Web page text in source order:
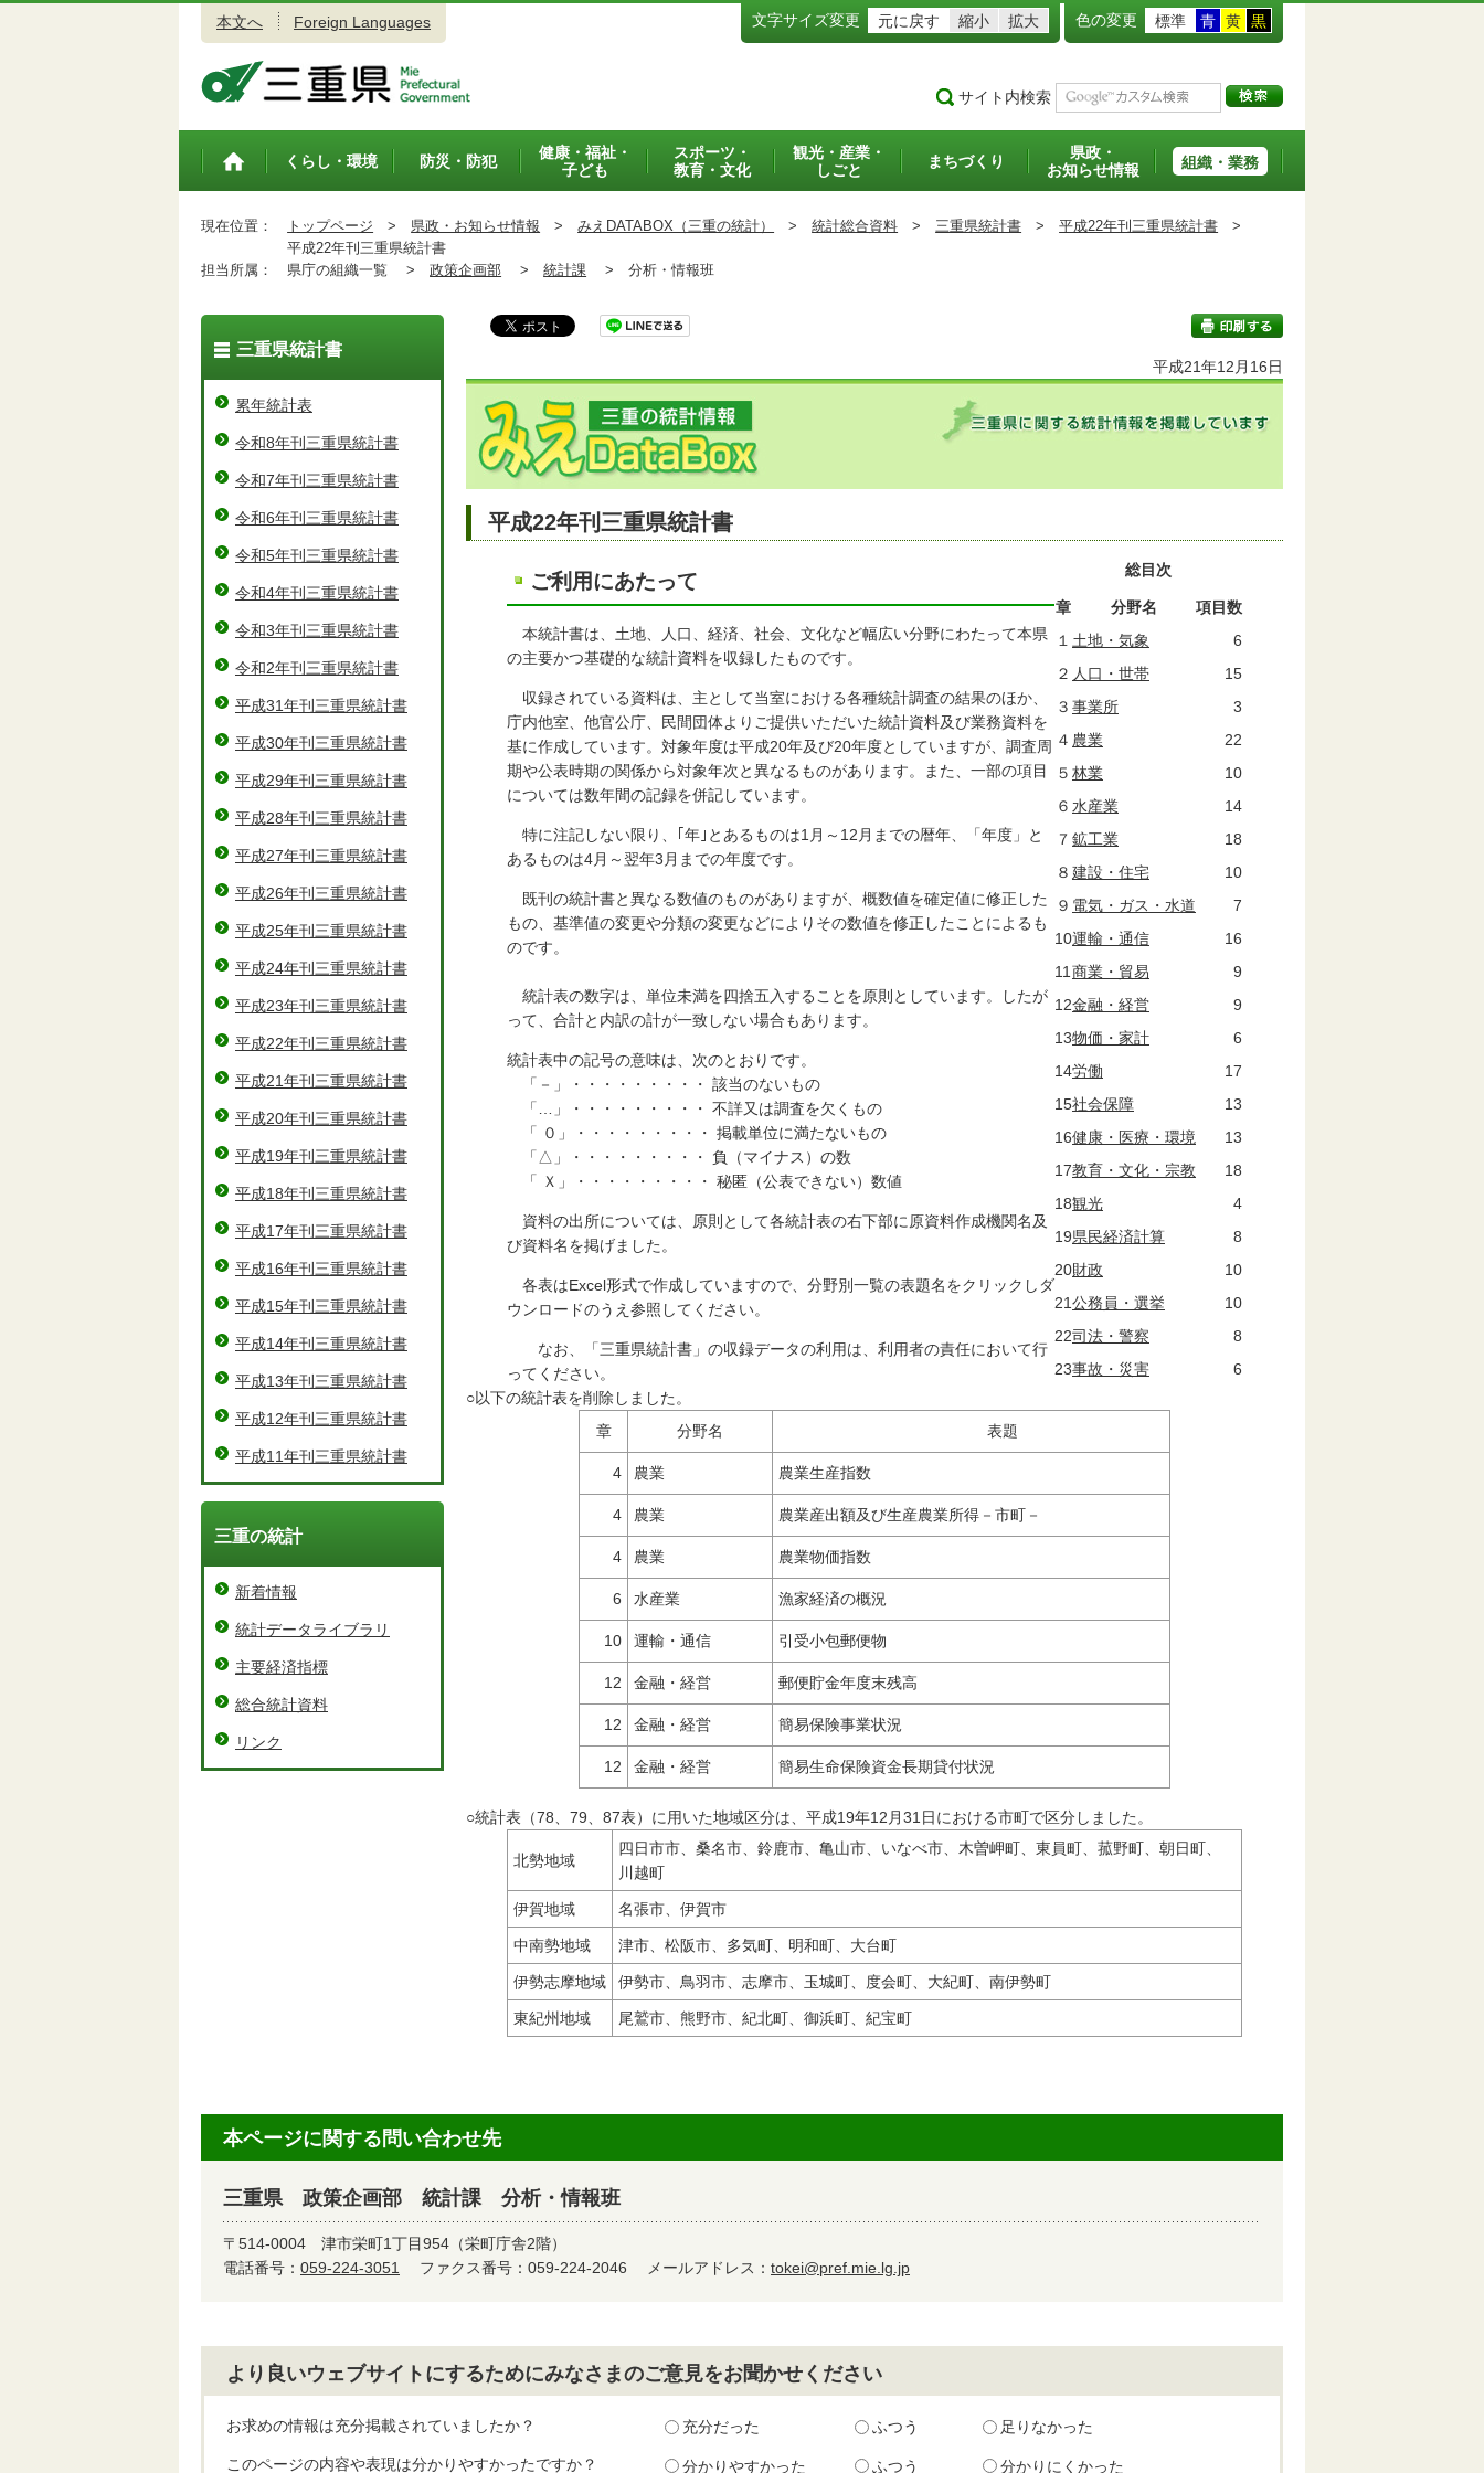
本文へ Foreign Languages 文字サイズ変更 元に戻す 縮小 拡大 色の変更 標準 青 黄 黒
サイト内検索
トップペ
くらし・環境 防災・防犯
健康・福祉・
子ども
スポーツ・
教育・文化
観光・産業・
しごと
まちづくり
県政・
お知らせ情報
組織・業務
現在位置： トップページ > 県政・お知らせ情報 > みえDATABOX（三重の統計） > 統計総合資料 > 三重県統計書 > 平成22年刊三重県統計書 >
平成22年刊三重県統計書
担当所属：
県庁の組織一覧 > 政策企画部 > 統計課 > 分析・情報班
印刷する
平成21年12月16日
平成22年刊三重県統計書
ご利用にあたって
本統計書は、土地、人口、経済、社会、文化など幅広い分野にわたって本県
の主要かつ基礎的な統計資料を収録したものです。
収録されている資料は、主として当室における各種統計調査の結果のほか、
庁内他室、他官公庁、民間団体よりご提供いただいた統計資料及び業務資料を
基に作成しています。対象年度は平成20年及び20年度としていますが、調査周
期や公表時期の関係から対象年次と異なるものがあります。また、一部の項目
については数年間の記録を併記しています。
特に注記しない限り、｢年｣とあるものは1月～12月までの暦年、「年度」と
あるものは4月～翌年3月までの年度です。
既刊の統計書と異なる数値のものがありますが、概数値を確定値に修正した
もの、基準値の変更や分類の変更などによりその数値を修正したことによるも
のです。
統計表の数字は、単位未満を四捨五入することを原則としています。したが
って、合計と内訳の計が一致しない場合もあります。
統計表中の記号の意味は、次のとおりです。
「－」・・・・・・・・・ 該当のないもの
「…」・・・・・・・・・ 不詳又は調査を欠くもの
「 ０」・・・・・・・・・ 掲載単位に満たないもの
「△」・・・・・・・・・ 負（マイナス）の数
「 Ｘ」・・・・・・・・・ 秘匿（公表できない）数値
資料の出所については、原則として各統計表の右下部に原資料作成機関名及
び資料名を掲げました。
各表はExcel形式で作成していますので、分野別一覧の表題名をクリックしダ
ウンロードのうえ参照してください。
なお、「三重県統計書」の収録データの利用は、利用者の責任において行
ってください。
総目次
章 分野名
項目数
１ 土地・気象
6
２ 人口・世帯
15
３ 事業所
3
４ 農業
22
５ 林業
10
６ 水産業
14
７ 鉱工業
18
８ 建設・住宅
10
９ 電気・ガス・水道
7
10運輸・通信
16
11 商業・貿易
9
12金融・経営
9
13物価・家計
6
14労働
17
15社会保障
13
16健康・医療・環境
13
17教育・文化・宗教
18
18観光
4
19県民経済計算
8
20財政
10
21公務員・選挙
10
22司法・警察
8
23事故・災害
6
○以下の統計表を削除しました。
章
分野名 表題
4 農業 農業生産指数
4 農業 農業産出額及び生産農業所得－市町－
4 農業 農業物価指数
6 水産業 漁家経済の概況
10 運輸・通信 引受小包郵便物
12 金融・経営 郵便貯金年度末残高
12 金融・経営 簡易保険事業状況
12 金融・経営 簡易生命保険資金長期貸付状況
○統計表（78、79、87表）に用いた地域区分は、平成19年12月31日における市町で区分しました。
北勢地域
四日市市、桑名市、鈴鹿市、亀山市、いなべ市、木曽岬町、東員町、菰野町、朝日町、
川越町
伊賀地域 名張市、伊賀市
中南勢地域 津市、松阪市、多気町、明和町、大台町
伊勢志摩地域 伊勢市、鳥羽市、志摩市、玉城町、度会町、大紀町、南伊勢町
東紀州地域 尾鷲市、熊野市、紀北町、御浜町、紀宝町
三重県統計書
累年統計表
令和8年刊三重県統計書
令和7年刊三重県統計書
令和6年刊三重県統計書
令和5年刊三重県統計書
令和4年刊三重県統計書
令和3年刊三重県統計書
令和2年刊三重県統計書
平成31年刊三重県統計書
平成30年刊三重県統計書
平成29年刊三重県統計書
平成28年刊三重県統計書
平成27年刊三重県統計書
平成26年刊三重県統計書
平成25年刊三重県統計書
平成24年刊三重県統計書
平成23年刊三重県統計書
平成22年刊三重県統計書
平成21年刊三重県統計書
平成20年刊三重県統計書
平成19年刊三重県統計書
平成18年刊三重県統計書
平成17年刊三重県統計書
平成16年刊三重県統計書
平成15年刊三重県統計書
平成14年刊三重県統計書
平成13年刊三重県統計書
平成12年刊三重県統計書
平成11年刊三重県統計書
三重の統計
新着情報
統計データライブラリ
主要経済指標
総合統計資料
リンク
本ページに関する問い合わせ先
三重県 政策企画部 統計課 分析・情報班
〒514-0004 津市栄町1丁目954（栄町庁舎2階）
電話番号： 059-224-3051 ファクス番号：059-224-2046 メールアドレス： tokei@pref.mie.lg.jp
より良いウェブサイトにするためにみなさまのご意見をお聞かせください
お求めの情報は充分掲載されていましたか？ 充分だった ふつう 足りなかった
このページの内容や表現は分かりやすかったですか？ 分かりやすかった ふつう 分かりにくかった